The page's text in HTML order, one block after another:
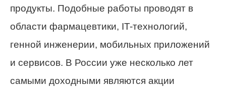
продукты. Подобные работы проводят в
области фармацевтики, IT-технологий,
генной инженерии, мобильных приложений
и сервисов. В России уже несколько лет
самыми доходными являются акции